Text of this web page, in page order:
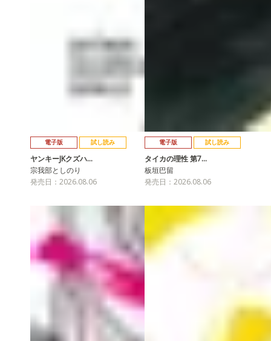
電子版 試し読み
ヤンキーJKクズハ…
宗我部としのり
発売日：2026.08.06
電子版 試し読み
タイカの理性 第7…
板垣巴留
発売日：2026.08.06